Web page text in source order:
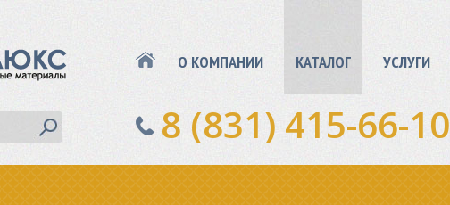
О КОМПАНИИ КАТАЛОГ УСЛУГИ
8 (831) 415-66-10